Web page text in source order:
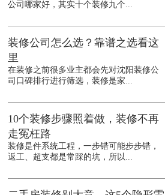
公司哪家好，其实十个装修九个...
装修公司怎么选？靠谱之选看这
里
在装修之前很多业主都会先对沈阳装修公
司口碑排行进行筛选，装修是家...
10个装修步骤照着做，装修不再
走冤枉路
装修是件系统工程，一步错可能步步错，
返工、超支都是常踩的坑，所以...